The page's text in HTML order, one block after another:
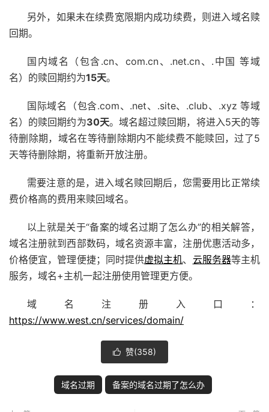
另外，如果未在续费宽限期内成功续费，则进入域名赎
回期。
国内域名（包含.cn、com.cn、.net.cn、.中国 等域
名）的赎回期约为15天。
国际域名（包含.com、.net、.site、.club、.xyz 等域
名）的赎回期约为30天。域名超过赎回期，将进入5天的等
待删除期，域名在等待删除期内不能续费不能赎回，过了5
天等待删除期，将重新开放注册。
需要注意的是，进入域名赎回期后，您需要用比正常续
费价格高的费用来赎回域名。
以上就是关于“备案的域名过期了怎么办”的相关解答，
域名注册就到西部数码，域名资源丰富，注册优惠活动多，
价格便宜，管理便捷；同时提供虚拟主机、 云服务器等主机
服务，域名+主机一起注册使用管理更方便。
域名注册入口：
https://www.west.cn/services/domain/
 赞(358)
域名过期 备案的域名过期了怎么办